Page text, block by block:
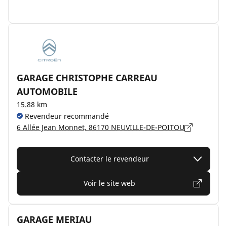
GARAGE CHRISTOPHE CARREAU
AUTOMOBILE
15.88 km
Revendeur recommandé
6 Allée Jean Monnet, 86170 NEUVILLE-DE-POITOU
Contacter le revendeur
Voir le site web
GARAGE MERIAU